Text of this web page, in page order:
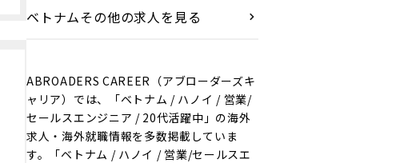
ベトナムその他の求人を見る
ABROADERS CAREER（アブローダーズキ
ャリア）では、「ベトナム / ハノイ / 営業/
セールスエンジニア / 20代活躍中」の海外
求人・海外就職情報を多数掲載していま
す。「ベトナム / ハノイ / 営業/セールスエ